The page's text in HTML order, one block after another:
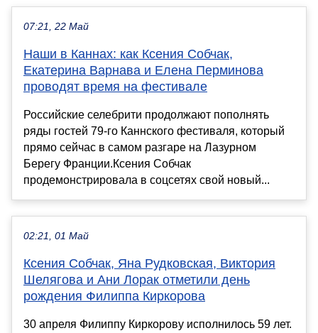
07:21, 22 Май
Наши в Каннах: как Ксения Собчак,
Екатерина Варнава и Елена Перминова
проводят время на фестивале
Российские селебрити продолжают пополнять
ряды гостей 79-го Каннского фестиваля, который
прямо сейчас в самом разгаре на Лазурном
Берегу Франции.Ксения Собчак
продемонстрировала в соцсетях свой новый...
02:21, 01 Май
Ксения Собчак, Яна Рудковская, Виктория
Шелягова и Ани Лорак отметили день
рождения Филиппа Киркорова
30 апреля Филиппу Киркорову исполнилось 59 лет.